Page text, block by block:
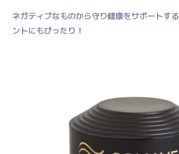
ネガティブなものから守り健康をサポートする
ントにもぴったり！